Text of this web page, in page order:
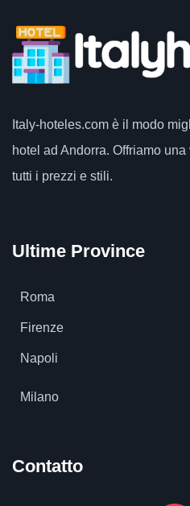
Italy-hoteles.com è il modo
hotel ad Andorra. Offriamo
tutti i prezzi e stili.
Ultime Province
Roma
Firenze
Napoli
Milano
Contatto